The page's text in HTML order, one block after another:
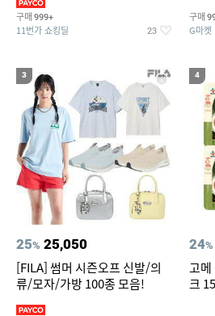
구매 999+
11번가 쇼킹딜 23
구매
G마켓
3
25% 25,050
[FILA] 썸머 시즌오프 신발/의
류/모자/가방 100종 모음!
4
24%
고메
크